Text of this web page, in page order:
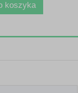
koszyka